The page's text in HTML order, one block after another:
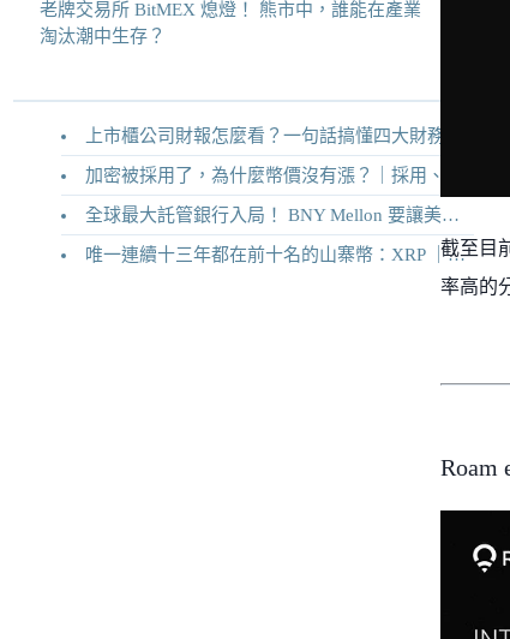
老牌交易所 BitMEX 熄燈！ 熊市中，誰能在產業
淘汰潮中生存？
上市櫃公司財報怎麼看？一句話搞懂四大財務報表
加密被採用了，為什麼幣價沒有漲？｜採用、收入與代幣價值捕獲
全球最大託管銀行入局！ BNY Mellon 要讓美債交易 24/7 不打烊
唯一連續十三年都在前十名的山寨幣：XRP ｜Ripple 2026 介紹截至目
率高的
Roam